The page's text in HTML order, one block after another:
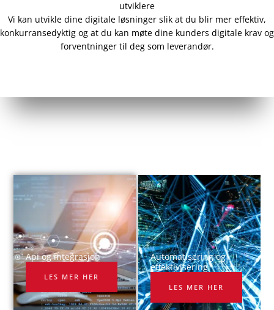
utviklere
Vi kan utvikle dine digitale løsninger slik at du blir mer effektiv,
konkurransedyktig og at du kan møte dine kunders digitale krav og
forventninger til deg som leverandør.
Api og integrasjon​
LES MER HER
Automatisering og
effektivisering
LES MER HER